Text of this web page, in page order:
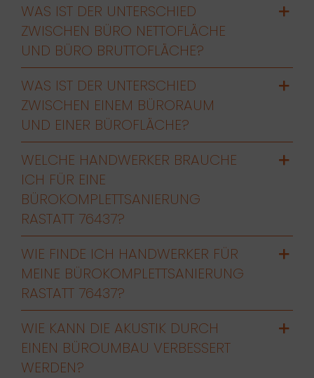
WAS IST DER UNTERSCHIED
ZWISCHEN BÜRO NETTOFLÄCHE
UND BÜRO BRUTTOFLÄCHE?
WAS IST DER UNTERSCHIED
ZWISCHEN EINEM BÜRORAUM
UND EINER BÜROFLÄCHE?
WELCHE HANDWERKER BRAUCHE
ICH FÜR EINE
BÜROKOMPLETTSANIERUNG
RASTATT 76437?
WIE FINDE ICH HANDWERKER FÜR
MEINE BÜROKOMPLETTSANIERUNG
RASTATT 76437?
WIE KANN DIE AKUSTIK DURCH
EINEN BÜROUMBAU VERBESSERT
WERDEN?